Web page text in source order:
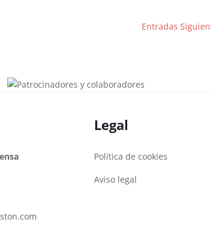
Entradas
Legal
Política de cookies
Aviso legal